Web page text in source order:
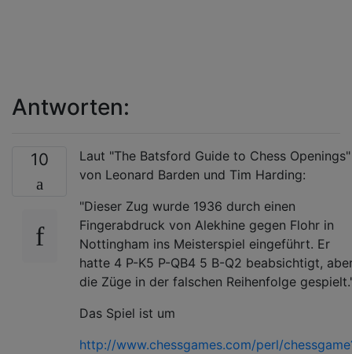
Antworten:
10
Laut "The Batsford Guide to Chess Openings"
von Leonard Barden und Tim Harding:
"Dieser Zug wurde 1936 durch einen
Fingerabdruck von Alekhine gegen Flohr in
Nottingham ins Meisterspiel eingeführt. Er
hatte 4 P-K5 P-QB4 5 B-Q2 beabsichtigt,
die Züge in der falschen Reihenfolge
Das Spiel ist um
http://www.chessgames.com/perl/